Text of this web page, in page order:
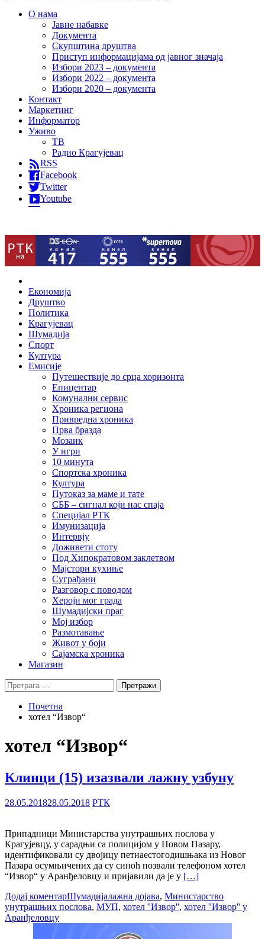
УКЦ-а
Раднички 1923 убедљив против Земуна
О нама
Јавне набавке
Документа
Скупштина друштва
Приступ информацијама од јавног значаја
Избори 2023 – документа
Избори 2022 – документа
Избори 2020 – документа
Контакт
Маркетинг
Информатор
Уживо
ТВ
Радио Крагујевац
RSS
Facebook
Twitter
Youtube
Економија
Друштво
Политика
Крагујевац
Шумадија
Спорт
Култура
Емисије
Путешествије до срца хоризонта
Епицентар
Комунални сервис
Хроника региона
Привредна хроника
Прва бразда
Мозаик
У игри
10 минута
Спортска хроника
Култура
Путоказ за маме и тате
СББ – сигнал који нас спаја
Специјал РТК
Имунизација
Интервју
Доживети стоту
Под Хипократовом заклетвом
Мајстори кухиње
Суграђани
Разговор с поводом
Хероји мог града
Шумадијски праг
Мој избор
Размотавање
Живот у боји
Сајамска хроника
Магазин
Претрага
за:
Почетна
хотел “Извор“
хотел “Извор“
Клинци (15) изазвали лажну узбуну
28.05.201828.05.2018 РТК
Припадници Министарства унутрашњих послова у
Крагујевцу, у сарадњи са полицијом у Новом Пазару,
идентификовали су двојицу петнаестогодишњака из Новог
Пазара осумњичених да су синоћ позвали телефоном хотел
“Извор“ у Аранђеловцу и пријавили да је у […]
Додај коментарШумадијалажна дојава, Министарство
унутрашњих послова, МУП, хотел ''Извор'', хотел ''Извор'' у
Аранђеловцу